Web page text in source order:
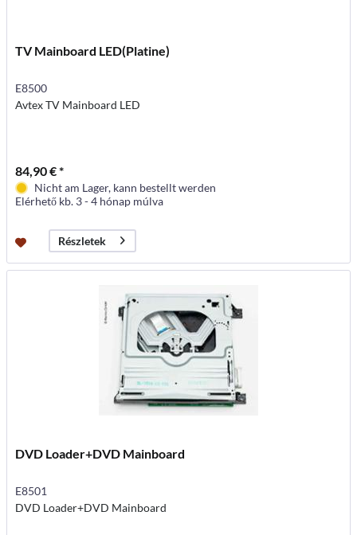
TV Mainboard LED(Platine)
E8500
Avtex TV Mainboard LED
84,90 € *
Nicht am Lager, kann bestellt werden
Elérhető kb. 3 - 4 hónap múlva
Részletek
DVD Loader+DVD Mainboard
E8501
DVD Loader+DVD Mainboard